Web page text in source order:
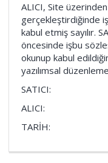
ALICI, Site
gerçekleştirdiğinde
kabul etmiş sayılır.
öncesinde işbu
okunup kabul
yazılımsal
SATICI:
ALICI:
TARİH: